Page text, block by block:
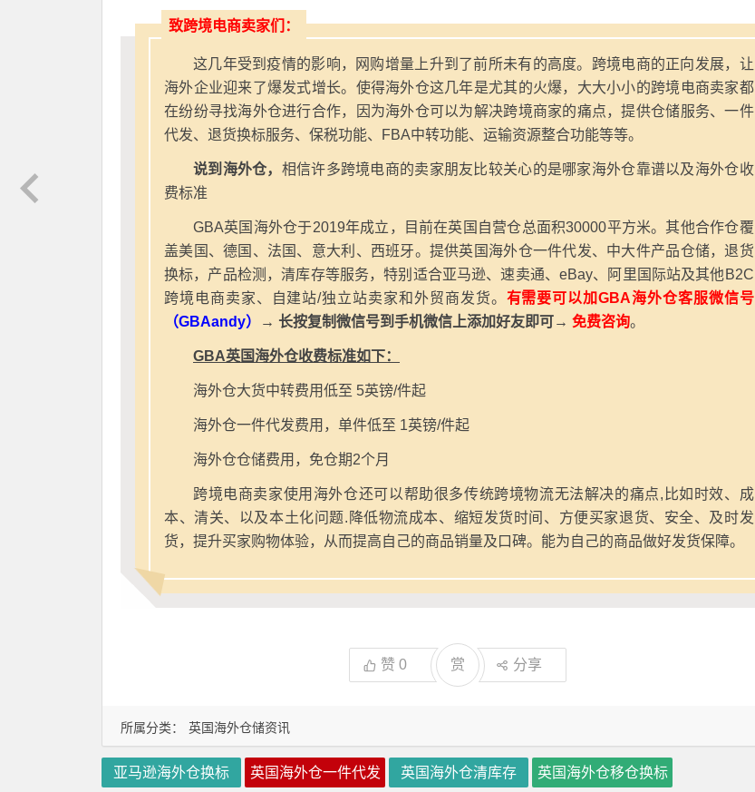
所属分类： 英国海外仓储资讯
致跨境电商卖家们：
这几年受到疫情的影响，网购增量上升到了前所未有的高度。跨境电商的正向发展，让
海外企业迎来了爆发式增长。使得海外仓这几年是尤其的火爆，大大小小的跨境电商卖家都
在纷纷寻找海外仓进行合作，因为海外仓可以为解决跨境商家的痛点，提供仓储服务、一件
代发、退货换标服务、保税功能、FBA中转功能、运输资源整合功能等等。
说到海外仓， 相信许多跨境电商的卖家朋友比较关心的是哪家海外仓靠谱以及海外仓收
费标准
GBA英国海外仓于2019年成立，目前在英国自营仓总面积30000平方米。其他合作仓覆
盖美国、德国、法国、意大利、西班牙。提供英国海外仓一件代发、中大件产品仓储，退货
换标，产品检测，清库存等服务，特别适合亚马逊、速卖通、eBay、阿里国际站及其他B2C
跨境电商卖家、自建站/独立站卖家和外贸商发货。 有需要可以加GBA海外仓客服微信号
（GBAandy）
→ 长按复制微信号到手机微信上添加好友即可→ 免费咨询。
GBA英国海外仓收费标准如下：
海外仓大货中转费用低至 5英镑/件起
海外仓一件代发费用，单件低至 1英镑/件起
海外仓仓储费用，免仓期2个月
跨境电商卖家使用海外仓还可以帮助很多传统跨境物流无法解决的痛点,比如时效、成
本、清关、以及本土化问题.降低物流成本、缩短发货时间、方便买家退货、安全、及时发
货，提升买家购物体验，从而提高自己的商品销量及口碑。能为自己的商品做好发货保障。
赞 0 赏 分享
亚马逊海外仓换标 英国海外仓一件代发 英国海外仓清库存 英国海外仓移仓换标